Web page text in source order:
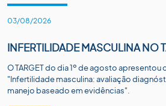
03/08/2026
INFERTILIDADE MASCULINA NO
O TARGET do dia 1º de agosto apresentou
"Infertilidade masculina: avaliação
manejo baseado em evidências".